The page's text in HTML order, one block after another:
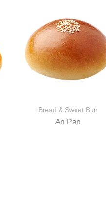
Bread & Sweet Bun
An Pan